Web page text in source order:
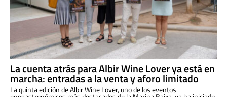
La cuenta atrás para Albir Wine Lover ya está en
marcha: entradas a la venta y aforo limitado
La quinta edición de Albir Wine Lover, uno de los eventos